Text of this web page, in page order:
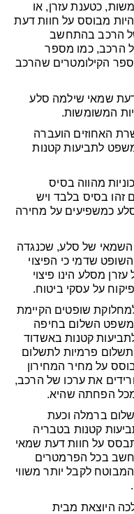
כטענת עזרן, או
מבוסס על חוות דעת
הרכב בהתחשב
הרכב, כמו מספר
הקילומטרים שהרכב
שמאי שילמה סלע
האחוזים הועברה
לתביעות קטנות
מהווה בסיס
זהו בסיס בלבד ויש
כמשפיעים על מחירה
של סלע, שכנגדה
שדמי כי הפיצוי
עזרן מסלע הינו פיצוי
על עסקי ביטוח.
שופטים הקיימת
משפט השלום בחיפה
קטנות באשדוד
תשלום פרמיות לתשלום
על מחיר המחירון
את ערכו של הרכב,
הפחתה שהיא.
ברמלה וכעת
קטנות בטבריה
על חוות דעת שמאי
בכל הפרמטרים
לקבל יותר משווי
היוצאת מבית